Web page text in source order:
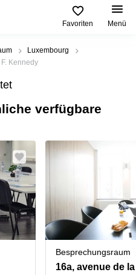
Favoriten Menü
Luxembourg
Kennedy
verfügbare
Besprechungsraum
16a, avenue de